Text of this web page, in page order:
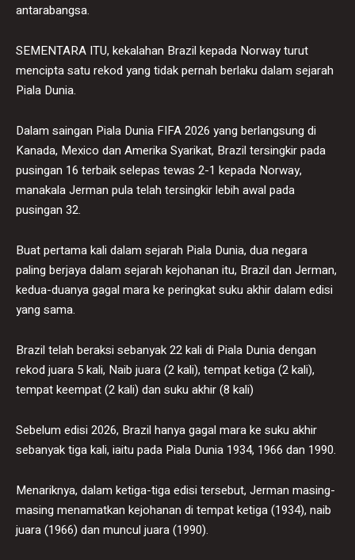
antarabangsa.
SEMENTARA ITU, kekalahan Brazil kepada Norway turut
mencipta satu rekod yang tidak pernah berlaku dalam sejarah
Piala Dunia.
Dalam saingan Piala Dunia FIFA 2026 yang berlangsung di
Kanada, Mexico dan Amerika Syarikat, Brazil tersingkir pada
pusingan 16 terbaik selepas tewas 2-1 kepada Norway,
manakala Jerman pula telah tersingkir lebih awal pada
pusingan 32.
Buat pertama kali dalam sejarah Piala Dunia, dua negara
paling berjaya dalam sejarah kejohanan itu, Brazil dan Jerman,
kedua-duanya gagal mara ke peringkat suku akhir dalam edisi
yang sama.
Brazil telah beraksi sebanyak 22 kali di Piala Dunia dengan
rekod juara 5 kali, Naib juara (2 kali), tempat ketiga (2 kali),
tempat keempat (2 kali) dan suku akhir (8 kali)
Sebelum edisi 2026, Brazil hanya gagal mara ke suku akhir
sebanyak tiga kali, iaitu pada Piala Dunia 1934, 1966 dan 1990.
Menariknya, dalam ketiga-tiga edisi tersebut, Jerman masing-
masing menamatkan kejohanan di tempat ketiga (1934), naib
juara (1966) dan muncul juara (1990).